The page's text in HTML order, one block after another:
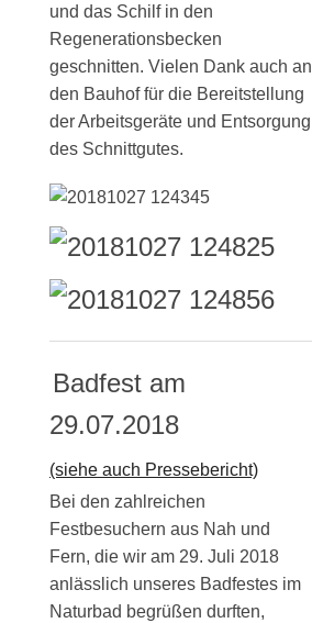
und das Schilf in den
Regenerationsbecken
geschnitten. Vielen Dank auch an
den Bauhof für die Bereitstellung
der Arbeitsgeräte und Entsorgung
des Schnittgutes.
Badfest am
29.07.2018
(siehe auch Pressebericht)
Bei den zahlreichen
Festbesuchern aus Nah und
Fern, die wir am 29. Juli 2018
anlässlich unseres Badfestes im
Naturbad begrüßen durften,